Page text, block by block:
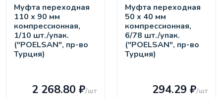
Муфта переходная
110 х 90 мм
компрессионная,
1/10 шт./упак.
("POELSAN", пр-во
Турция)
2 268.80 ₽/шт
Муфта переходная
50 х 40 мм
компрессионная,
6/78 шт./упак.
("POELSAN", пр-во
Турция)
294.29 ₽/шт